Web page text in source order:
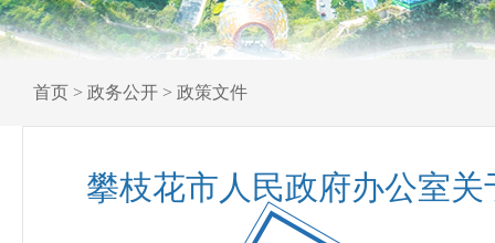
首页 > 政务公开 > 政策文件
攀枝花市人民政府办公室